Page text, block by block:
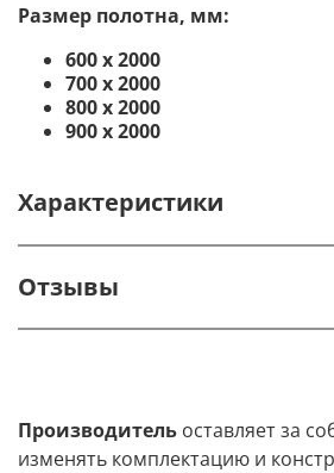
Размер полотна, мм:
600 х 2000
700 х 2000
800 х 2000
900 х 2000
Характеристики
Отзывы
Производитель оставляет за
изменять комплектацию и